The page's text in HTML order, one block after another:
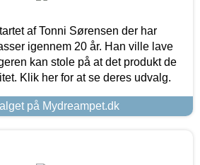
af Tonni Sørensen der har
igennem 20 år. Han ville lave
kan stole på at det produkt de
Klik her for at se deres udvalg.
på Mydreampet.dk